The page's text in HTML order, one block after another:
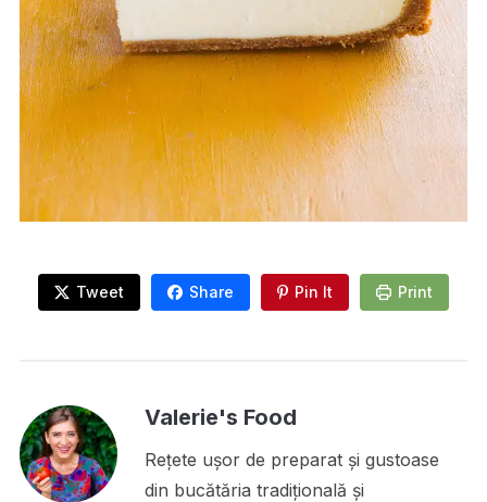
Tweet Share Pin It Print
Valerie's Food
Rețete ușor de preparat și gustoase
din bucătăria tradițională și